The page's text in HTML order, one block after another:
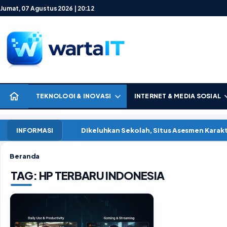
Lewati ke konten
Jumat, 07 Agustus 2026 | 20:12
TEKNOLOGI & INOVASI INTERNET & MEDIA SOSIAL
INFORMASI Dikeluhkan Sekolah, Situs Asesmen
Beranda
TAG: HP TERBARU INDONESIA